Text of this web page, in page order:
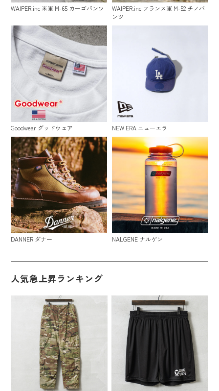
WAIPER.inc 米軍 M-65 カーゴパンツ
WAIPER.inc フランス軍 M-52 チノパ
ンツ
Goodwear グッドウェア NEW ERA ニューエラ
DANNER ダナー NALGENE ナルゲン
人気急上昇ランキング